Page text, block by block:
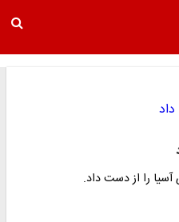
را از دست داد.